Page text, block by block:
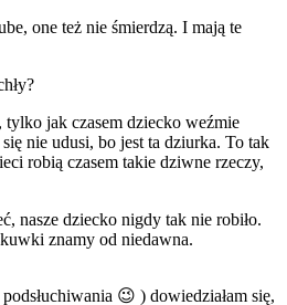
one też nie śmierdzą. I mają te
tylko jak czasem dziecko weźmie
nie udusi, bo jest ta dziurka. To tak
robią czasem takie dziwne rzeczy,
nasze dziecko nigdy tak nie robiło.
znamy od niedawna.
😉 ) dowiedziałam się,